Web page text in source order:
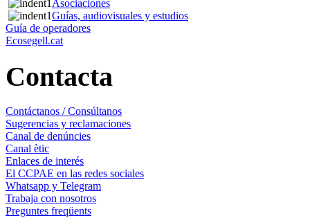
Asociaciones
Guías, audiovisuales y estudios
Guía de operadores
Ecosegell.cat
Contacta
Contáctanos / Consúltanos
Sugerencias y reclamaciones
Canal de denúncies
Canal ètic
Enlaces de interés
El CCPAE en las redes sociales
Whatsapp y Telegram
Trabaja con nosotros
Preguntes freqüents